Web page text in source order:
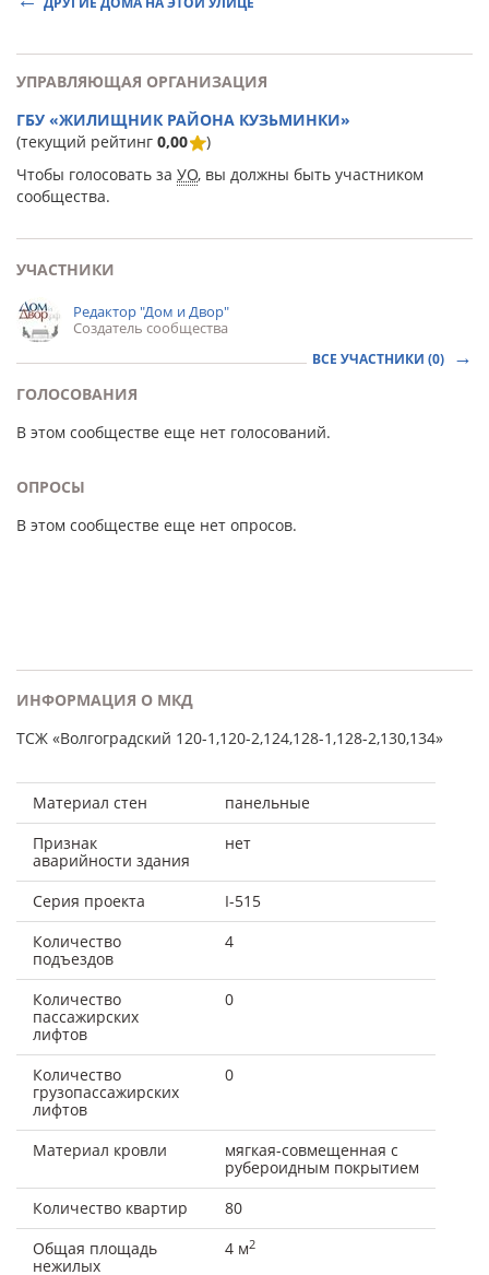
УПРАВЛЯЮЩАЯ ОРГАНИЗАЦИЯ
ГБУ «ЖИЛИЩНИК РАЙОНА КУЗЬМИНКИ»
(текущий рейтинг 0,00
)
Чтобы голосовать за УО, вы должны быть участником
сообщества.
УЧАСТНИКИ
Редактор "Дом и Двор"
Создатель сообщества
ВСЕ УЧАСТНИКИ (0)
ГОЛОСОВАНИЯ
В этом сообществе еще нет голосований.
ОПРОСЫ
В этом сообществе еще нет опросов.
ИНФОРМАЦИЯ О МКД
ТСЖ «Волгоградский 120-1,120-2,124,128-1,128-2,130,134»
Материал стен
панельные
Признак
аварийности здания
нет
Серия проекта
I-515
Количество
подъездов
4
Количество
пассажирских
лифтов
0
Количество
грузопассажирских
лифтов
0
Материал кровли
мягкая-совмещенная с
рубероидным покрытием
Количество квартир
80
Общая площадь
нежилых
4 м2